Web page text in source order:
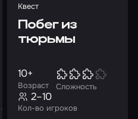
Квест
Побег из
тюрьмы
Возраст
10+
Сложность
Кол-во игроков
2–10